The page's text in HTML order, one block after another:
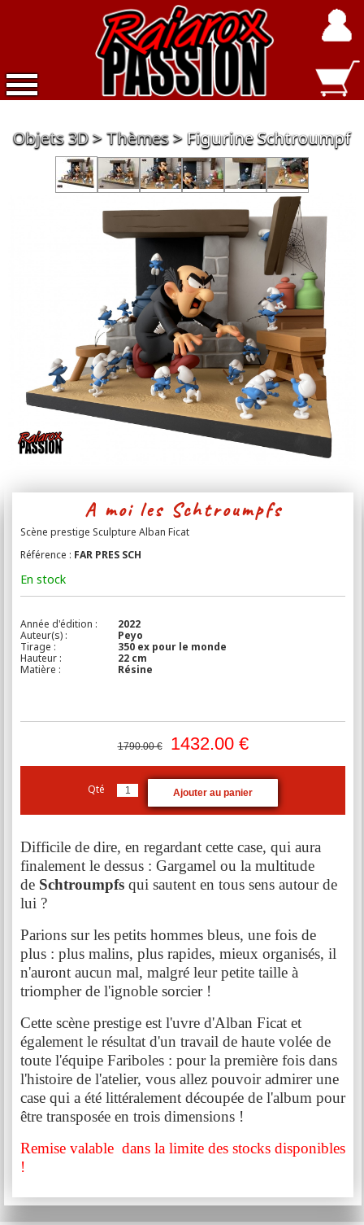
Nouveautés
Divers
Contact
Objets 3D Thèmes Figurine Schtroumpf
A moi les Schtroumpfs
Scène prestige Sculpture Alban Ficat
Référence : FAR PRES SCH
En stock
Année d'édition :
2022
Auteur(s) :
Peyo
Tirage :
350 ex pour le monde
Hauteur :
22 cm
Matière :
Résine
1790.00 € 1432.00€
Qté
Difficile de dire, en regardant cette case, qui aura
finalement le dessus : Gargamel ou la multitude
de Schtroumpfs qui sautent en tous sens autour de
lui ?
Parions sur les petits hommes bleus, une fois de
plus : plus malins, plus rapides, mieux organisés, il
n'auront aucun mal, malgré leur petite taille à
triompher de l'ignoble sorcier !
Cette scène prestige est l'uvre d'Alban Ficat et
également le résultat d'un travail de haute volée de
toute l'équipe Fariboles : pour la première fois dans
l'histoire de l'atelier, vous allez pouvoir admirer une
case qui a été littéralement découpée de l'album pour
être transposée en trois dimensions !
Remise valable dans la limite des stocks disponibles
!